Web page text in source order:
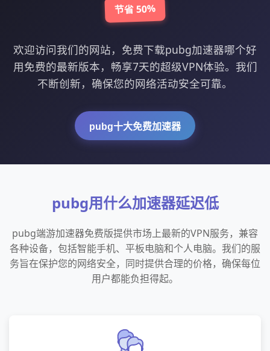
节省 50%
欢迎访问我们的网站，免费下载pubg加速器哪个好
用免费的最新版本，畅享7天的超级VPN体验。我们
不断创新，确保您的网络活动安全可靠。
pubg十大免费加速器
pubg用什么加速器延迟低
pubg端游加速器免费版提供市场上最新的VPN服务，兼容
各种设备，包括智能手机、平板电脑和个人电脑。我们的服
务旨在保护您的网络安全，同时提供合理的价格，确保每位
用户都能负担得起。